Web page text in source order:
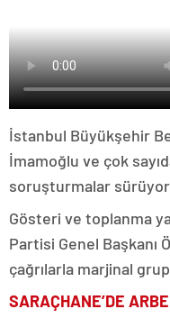
İstanbul Büyükşehir
İmamoğlu ve çok
soruşturmalar sürüyor.
Gösteri ve toplanma
Partisi Genel Başkanı
çağrılarla marjinal
SARAÇHANE’DE